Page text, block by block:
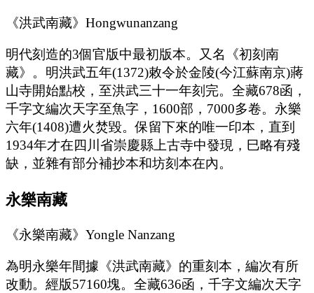
《洪武南藏》Hongwunanzang
明代刻造的3個官版中最初版本。又名《初刻南
藏》。明洪武五年(1372)敕令於金陵(今江蘇南京)蔣
山寺開始點校，至洪武三十一年刻完。全藏678函，
千字文編次天字至魚字，1600部，7000多卷。永樂
六年(1408)遭火焚毀。保留下來的唯一印本，直到
1934年才在四川省崇慶縣上古寺中發現，巳略有殘
缺，並雜有部分補抄本和坊刻本在內。
永樂南藏
《永樂南藏》Yongle Nanzang
為明永樂年間據《洪武南藏》的重刻本，編次有所
改動。經版57160塊。全藏636函，千字文編次天字